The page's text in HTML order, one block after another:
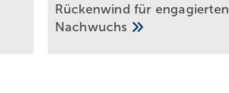
Rücken­wind für enga­gier­ten
Nachwuchs